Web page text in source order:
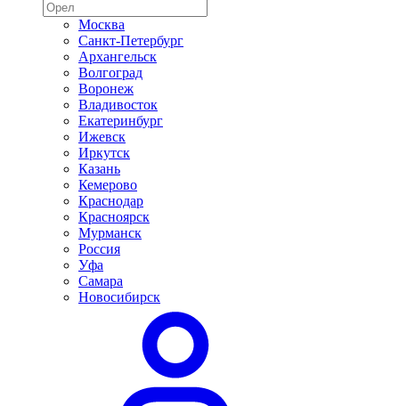
Москва
Санкт-Петербург
Архангельск
Волгоград
Воронеж
Владивосток
Екатеринбург
Ижевск
Иркутск
Казань
Кемерово
Краснодар
Красноярск
Мурманск
Россия
Уфа
Самара
Новосибирск